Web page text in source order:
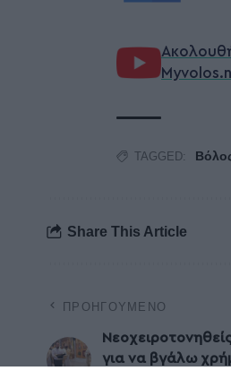
TAGGED:
Share This Article
ΠΡΟΗΓΟΎΜΕΝΟ
για να βγάλω